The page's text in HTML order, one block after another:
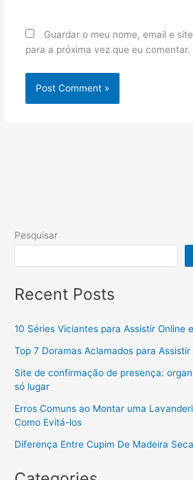
Guardar o meu nome, email e
para a próxima vez que eu comentar.
Pesquisar
Recent Posts
10 Séries Viciantes para Assistir Online
Top 7 Doramas Aclamados para Assistir
Site de confirmação de presença:
só lugar
Erros Comuns ao Montar uma
Como Evitá-los
Diferença Entre Cupim De Madeira